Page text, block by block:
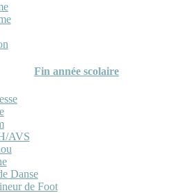
Fin année scolaire
AVS
Danse
de Foot